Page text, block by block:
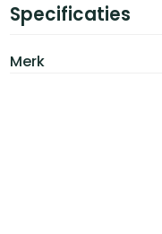
Specificaties
Merk